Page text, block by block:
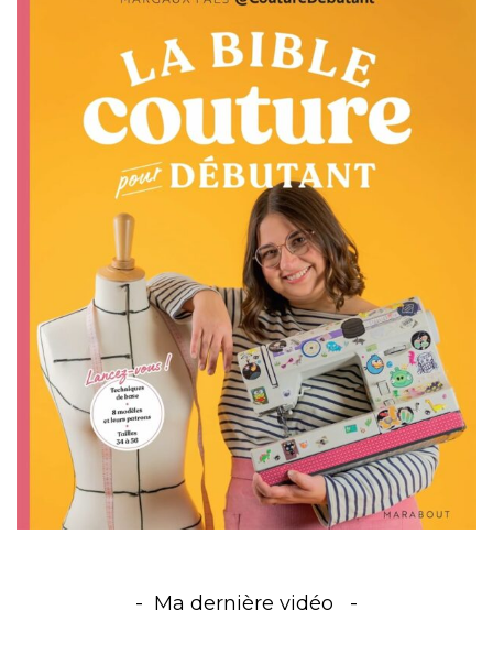
Ma dernière vidéo